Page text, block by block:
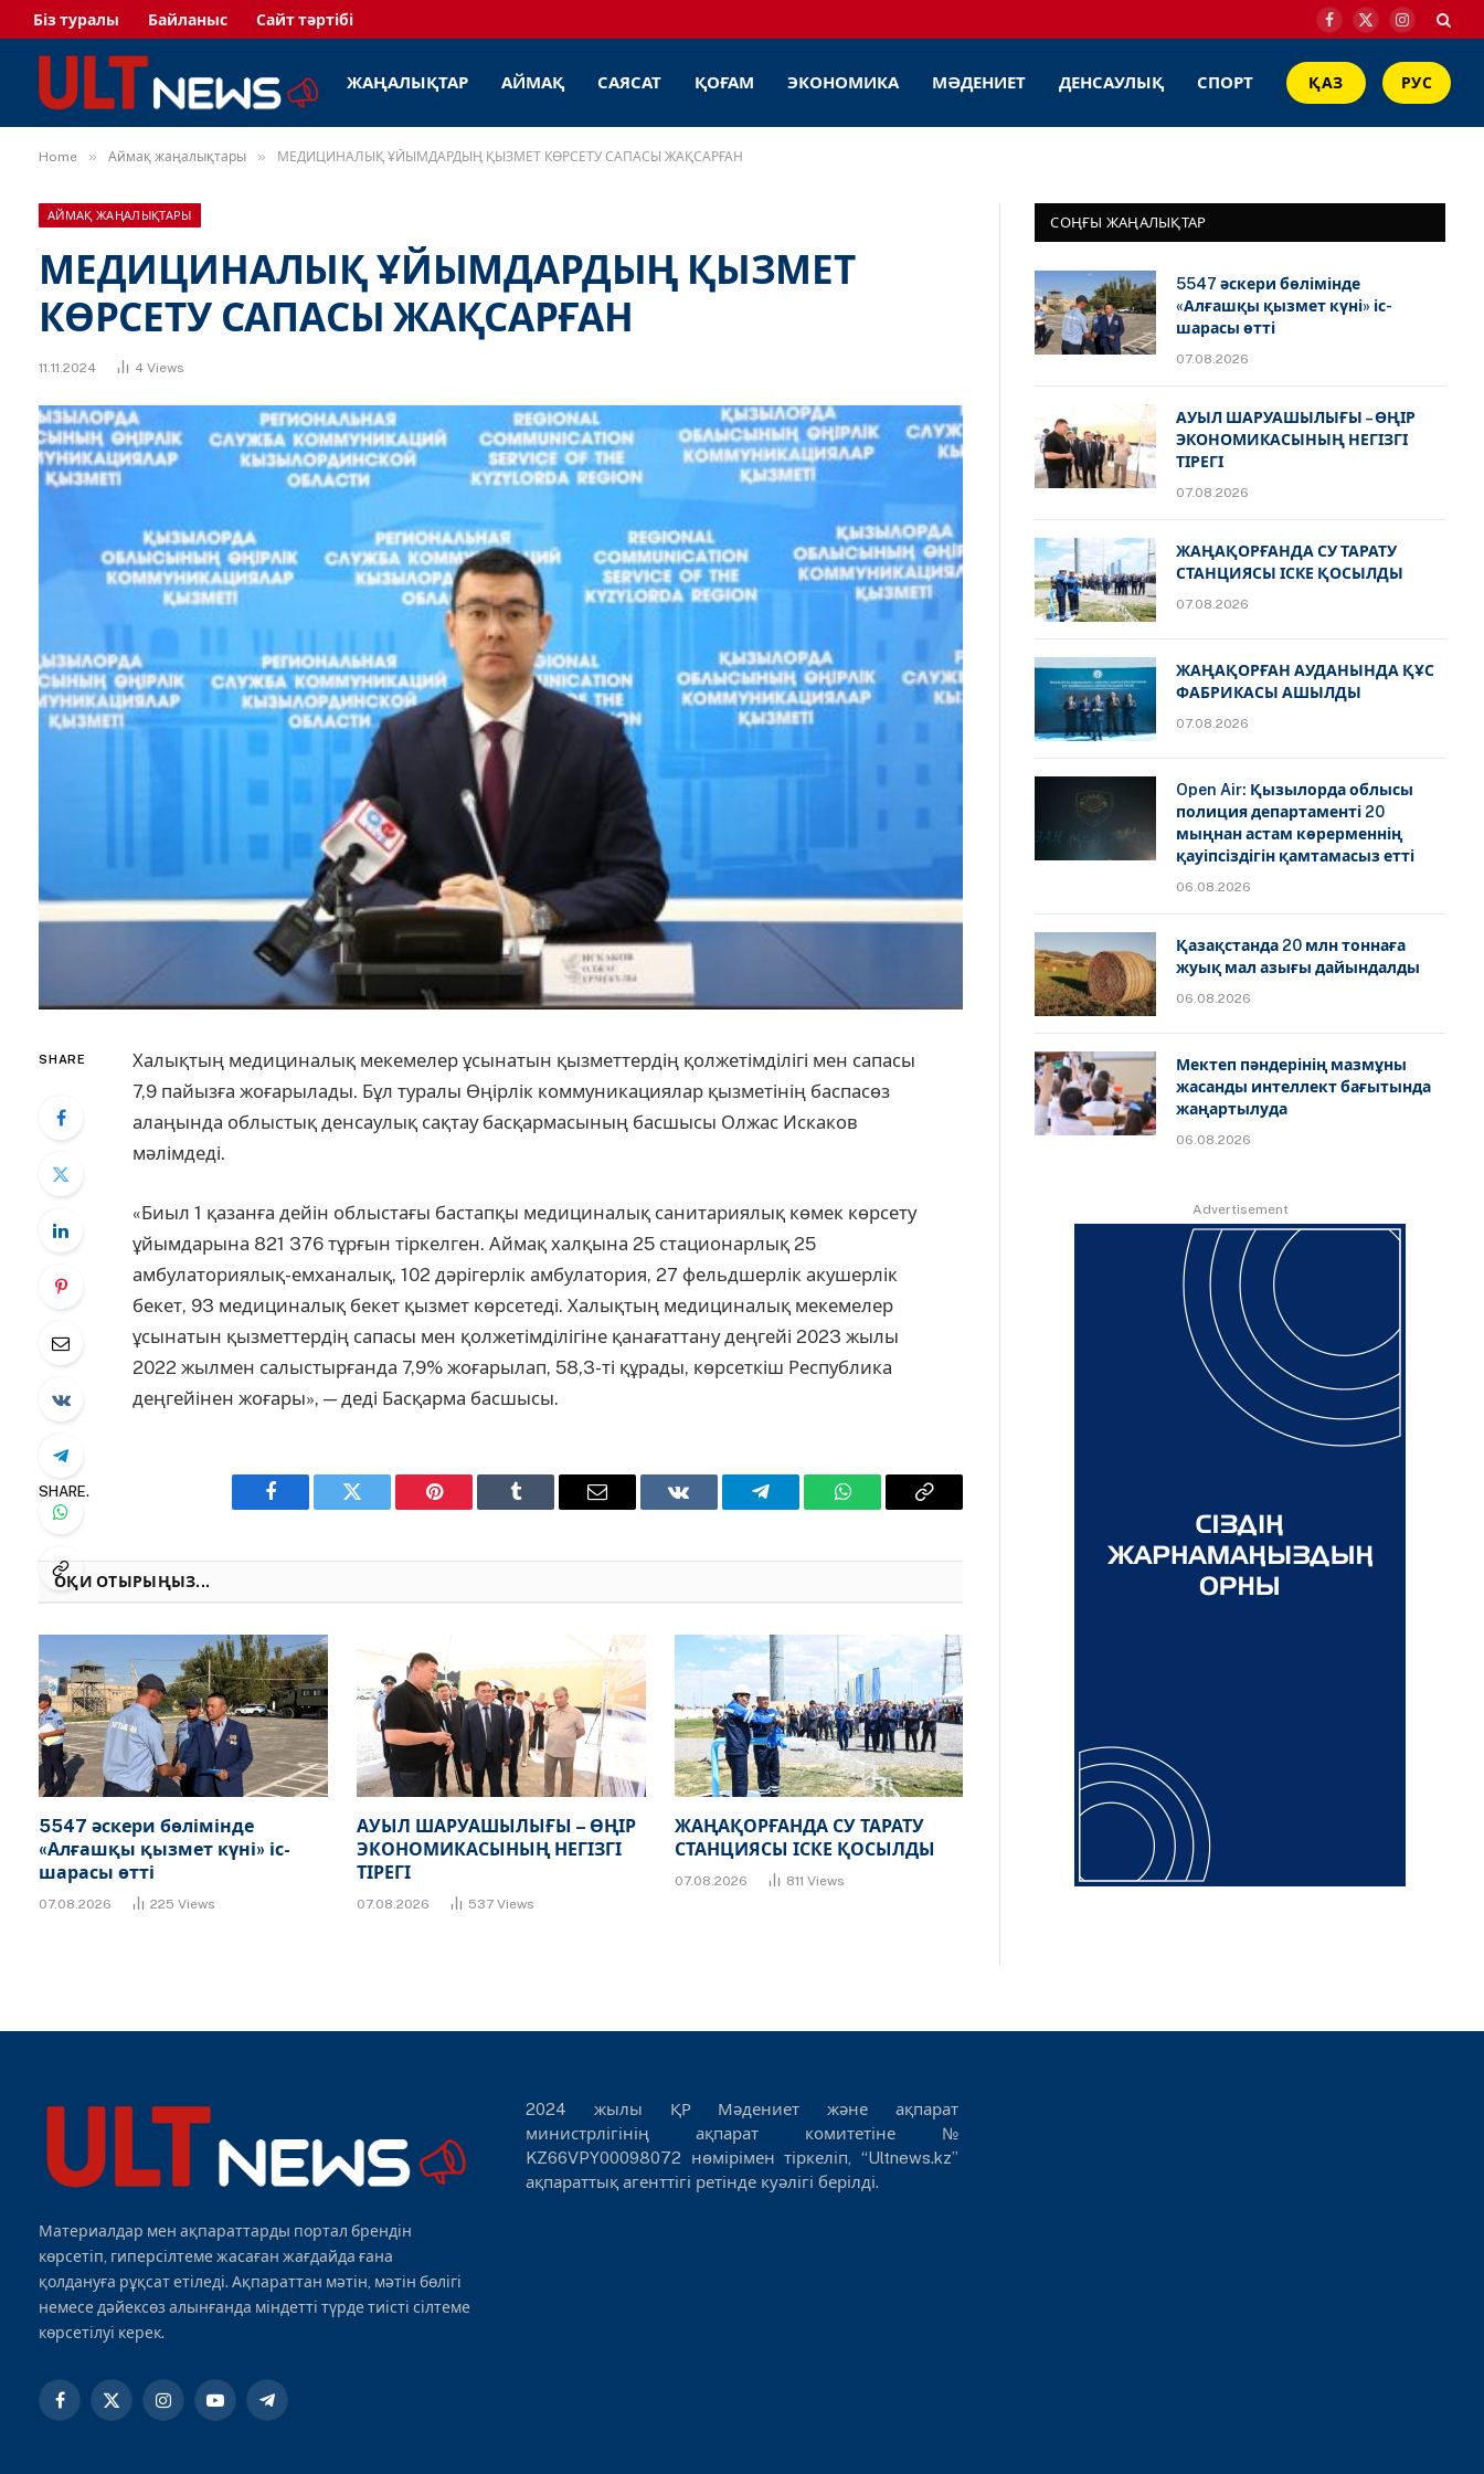
Біз туралы Байланыс Сайт тәртібі
Facebook
X
Instagram
ЖАҢАЛЫҚТАР АЙМАҚ САЯСАТ ҚОҒАМ ЭКОНОМИКА МӘДЕНИЕТ ДЕНСАУЛЫҚ СПОРТ ҚАЗ РУС
Home » Аймақ жаңалықтары » МЕДИЦИНАЛЫҚ ҰЙЫМДАРДЫҢ ҚЫЗМЕТ КӨРСЕТУ САПАСЫ ЖАҚСАРҒАН
АЙМАҚ ЖАҢАЛЫҚТАРЫ
МЕДИЦИНАЛЫҚ ҰЙЫМДАРДЫҢ ҚЫЗМЕТ
КӨРСЕТУ САПАСЫ ЖАҚСАРҒАН
11.11.2024 4 Views
SHARE
Халықтың медициналық мекемелер ұсынатын қызметтердің қолжетімділігі мен сапасы
7,9 пайызға жоғарылады. Бұл туралы Өңірлік коммуникациялар қызметінің баспасөз
алаңында облыстық денсаулық сақтау басқармасының басшысы Олжас Искаков
мәлімдеді.
«Биыл 1 қазанға дейін облыстағы бастапқы медициналық санитариялық көмек көрсету
ұйымдарына 821 376 тұрғын тіркелген. Аймақ халқына 25 стационарлық 25
амбулаториялық-емханалық, 102 дәрігерлік амбулатория, 27 фельдшерлік акушерлік
бекет, 93 медициналық бекет қызмет көрсетеді. Халықтың медициналық мекемелер
ұсынатын қызметтердің сапасы мен қолжетімділігіне қанағаттану деңгейі 2023 жылы
2022 жылмен салыстырғанда 7,9% жоғарылап, 58,3-ті құрады, көрсеткіш Республика
деңгейінен жоғары», — деді Басқарма басшысы.
SHARE.
Facebook Twitter Pinterest Tumblr Email VKontakteTelegram WhatsAppCopy
ОҚИ ОТЫРЫҢЫЗ...
5547 әскери бөлімінде
«Алғашқы қызмет күні» іс-
шарасы өтті
07.08.2026 225 Views
АУЫЛ ШАРУАШЫЛЫҒЫ – ӨҢІР
ЭКОНОМИКАСЫНЫҢ НЕГІЗГІ
ТІРЕГІ
07.08.2026 537 Views
ЖАҢАҚОРҒАНДА СУ ТАРАТУ
СТАНЦИЯСЫ ІСКЕ ҚОСЫЛДЫ
07.08.2026 811 Views
СОҢҒЫ ЖАҢАЛЫҚТАР
5547 әскери бөлімінде
«Алғашқы қызмет күні» іс-
шарасы өтті
07.08.2026
АУЫЛ ШАРУАШЫЛЫҒЫ – ӨҢІР
ЭКОНОМИКАСЫНЫҢ НЕГІЗГІ
ТІРЕГІ
07.08.2026
ЖАҢАҚОРҒАНДА СУ ТАРАТУ
СТАНЦИЯСЫ ІСКЕ ҚОСЫЛДЫ
07.08.2026
ЖАҢАҚОРҒАН АУДАНЫНДА ҚҰС
ФАБРИКАСЫ АШЫЛДЫ
07.08.2026
Open Air: Қызылорда облысы
полиция департаменті 20
мыңнан астам көрерменнің
қауіпсіздігін қамтамасыз етті
06.08.2026
Қазақстанда 20 млн тоннаға
жуық мал азығы дайындалды
06.08.2026
Мектеп пәндерінің мазмұны
жасанды интеллект бағытында
жаңартылуда
06.08.2026
Advertisement
Материалдар мен ақпараттарды портал брендін
көрсетіп, гиперсілтеме жасаған жағдайда ғана
қолдануға рұқсат етіледі. Ақпараттан мәтін, мәтін бөлігі
немесе дәйексөз алынғанда міндетті түрде тиісті сілтеме
көрсетілуі керек.
Facebook
X
InstagramYouTubeTelegram
2024 жылы ҚР Мәдениет және ақпарат
министрлігінің ақпарат комитетіне №
KZ66VPY00098072 нөмірімен тіркеліп, “Ultnews.kz”
ақпараттық агенттігі ретінде куәлігі берілді.